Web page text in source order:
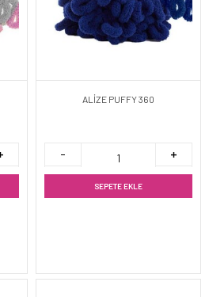
ALİZE PUFFY 360
SEPETE EKLE